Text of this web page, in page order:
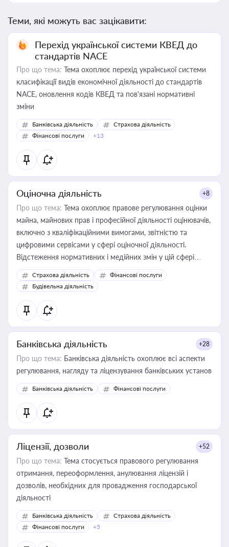
Теми, які можуть вас зацікавити:
Перехід української системи КВЕД до
стандартів NACE
Про що тема: Тема охоплює перехід української системи
класифікації видів економічної діяльності до стандартів
NACE, оновлення кодів КВЕД та пов'язані нормативні
зміни
Банківська діяльність
Страхова діяльність
Фінансові послуги
+13
Оціночна діяльність +8
Про що тема: Тема охоплює правове регулювання оцінки
майна, майнових прав і професійної діяльності оцінювачів,
включно з кваліфікаційними вимогами, звітністю та
цифровими сервісами у сфері оціночної діяльності.
Відстеження нормативних і медійних змін у цій сфері
корисне для власника бізнесу, керівника, юриста або
бухгалтера під час оподаткування, приватизації, оренди
державного майна, корпоративних угод і перевірки
статусу суб'єктів оціночної діяльності
Страхова діяльність
Фінансові послуги
Будівельна діяльність
Банківська діяльність +28
Про що тема: Банківська діяльність охоплює всі аспекти
регулювання, нагляду та ліцензування банківських установ
Банківська діяльність Фінансові послуги
Ліцензії, дозволи +52
Про що тема: Тема стосується правового регулювання
отримання, переоформлення, анулювання ліцензій і
дозволів, необхідних для провадження господарської
діяльності
Банківська діяльність
Страхова діяльність
Фінансові послуги
+5